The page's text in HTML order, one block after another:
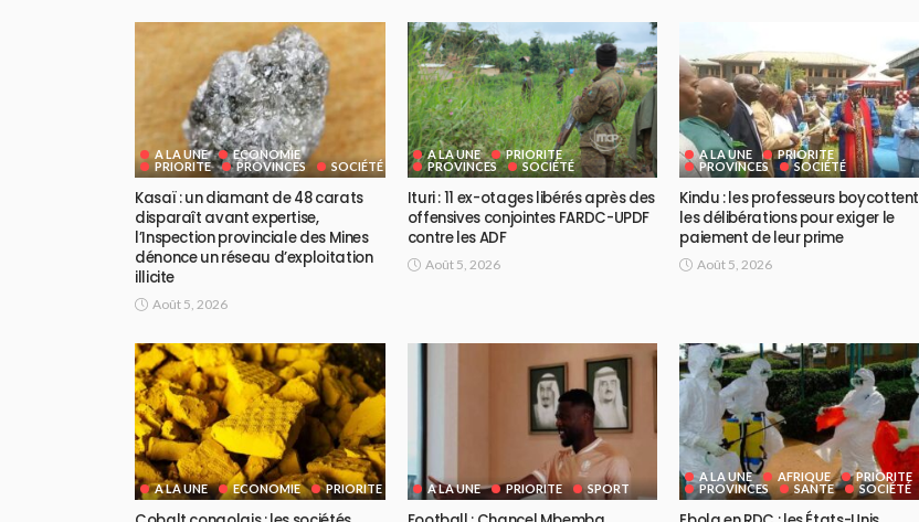
A LA UNE
ECONOMIE
PRIORITE
PROVINCES SOCIÉTÉ
Kasaï : un diamant de 48 carats
disparaît avant expertise,
l’Inspection provinciale des Mines
dénonce un réseau d’exploitation
illicite
Août 5, 2026
A LA UNE
PRIORITE
PROVINCES
SOCIÉTÉ
Ituri : 11 ex-otages libérés après des
offensives conjointes FARDC-UPDF
contre les ADF
Août 5, 2026
A LA UNE
PRIORITE
PROVINCES
SOCIÉTÉ
Kindu : les professeurs boycottent
les délibérations pour exiger le
paiement de leur prime
Août 5, 2026
A LA UNE ECONOMIE PRIORITE A LA UNE PRIORITE SPORT
A LA UNE AFRIQUE
PRIORITE
PROVINCES
SANTE SOCIÉTÉ